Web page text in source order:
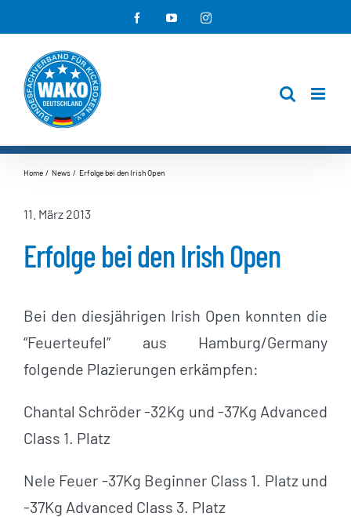
Inhalt
springen
FacebookYouTubeInstagram
Home News Erfolge bei den Irish Open
11. März 2013
Erfolge bei den Irish Open
Bei den diesjährigen Irish Open konnten die
“Feuerteufel” aus Hamburg/Germany
folgende Plazierungen erkämpfen:
Chantal Schröder -32Kg und -37Kg Advanced
Class 1. Platz
Nele Feuer -37Kg Beginner Class 1. Platz und
-37Kg Advanced Class 3. Platz